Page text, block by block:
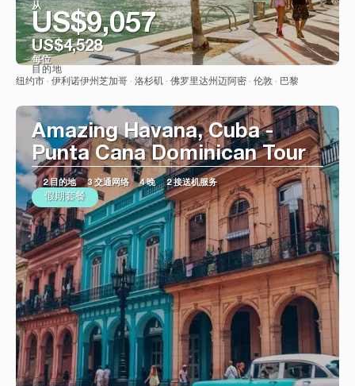
从
US$9,057
US$4,528
每位
看到
目的地
纽约市 · 伊利诺伊州芝加哥 · 洛杉矶 · 佛罗里达州迈阿密 · 伦敦 · 巴黎
Amazing Havana, Cuba -
Punta Cana Dominican Tour
2 目的地 3 交通网络 4 晚 2 接送机服务
假期套餐